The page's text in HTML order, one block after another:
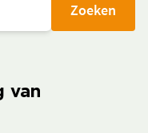
Zoeken
van